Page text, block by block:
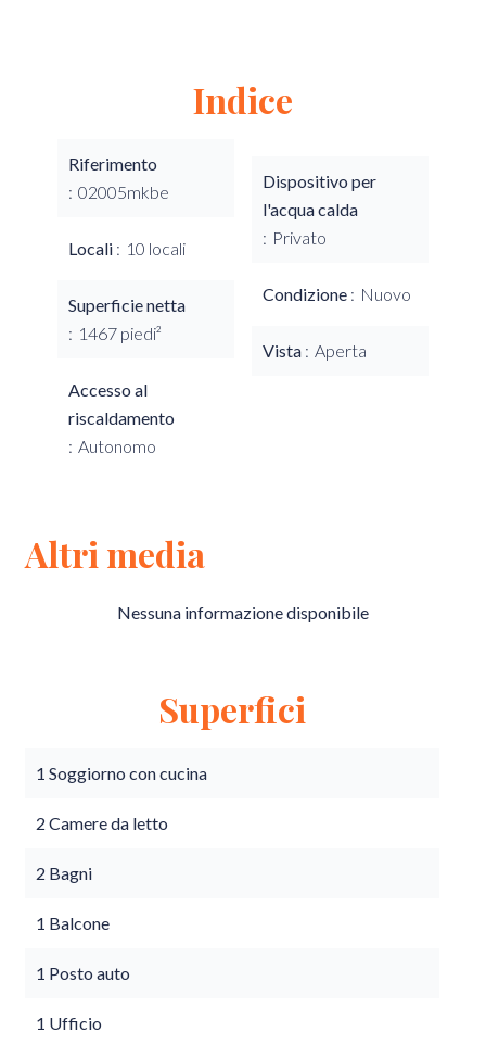
Indice
Riferimento
02005mkbe
Locali 10 locali
Superficie netta
1467 piedi²
Accesso al
riscaldamento
Autonomo
Dispositivo per
l'acqua calda
Privato
Condizione Nuovo
Vista Aperta
Altri media
Nessuna informazione disponibile
Superfici
1 Soggiorno con cucina
2 Camere da letto
2 Bagni
1 Balcone
1 Posto auto
1 Ufficio